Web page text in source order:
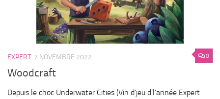
0
EXPERT 7 NOVEMBRE 2022
Woodcraft
Depuis le choc Underwater Cities (Vin d’jeu d’l’année Expert